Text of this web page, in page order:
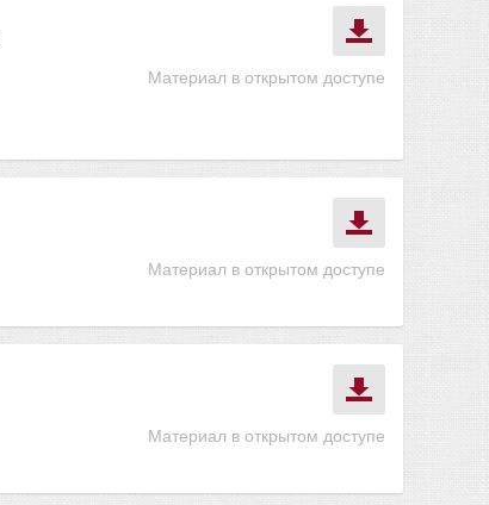
Материал в открытом доступе
Материал в открытом доступе
Материал в открытом доступе